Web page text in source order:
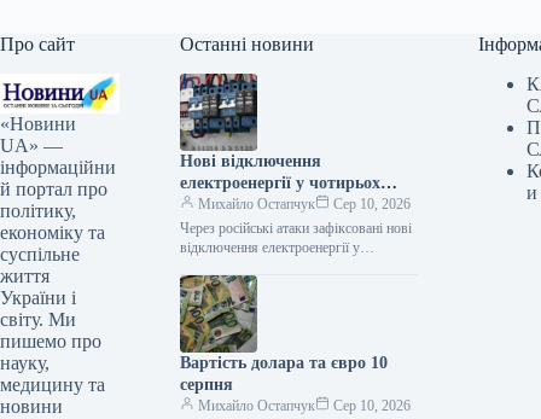
Про сайт
«Новини
UA» —
інформаційни
й портал про
політику,
економіку та
суспільне
життя
України і
світу. Ми
пишемо про
науку,
медицину та
новини
Останні новини
Нові відключення
електроенергії у чотирьох
регіонах через російські
обстріли – Укренерго
Михайло Остапчук
Сер 10, 2026
Через російські атаки зафіксовані нові
відключення електроенергії у
10.08.2026 10:24 Укрінформ Станом
на ранок 10 серпня,…
Вартість долара та євро 10
серпня
Михайло Остапчук Сер 10, 2026
и